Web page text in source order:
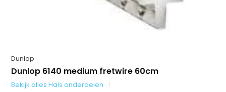
Dunlop
Dunlop 6140 medium fretwire 60cm
Bekijk alles Hals onderdelen